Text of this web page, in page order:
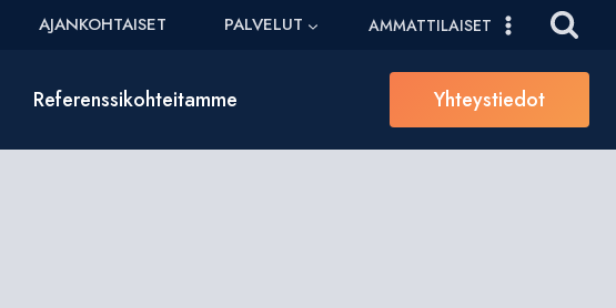
AJANKOHTAISET PALVELUT AMMATTILAISET
Referenssikohteitamme Yhteystiedot